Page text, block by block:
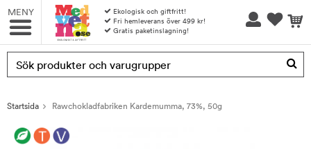
MENY
Ekologisk och giftfritt!
Fri hemleverans över 499 kr!
Gratis paketinslagning!
Produkten har blivit tillagd i varukorgen
Startsida Rawchokladfabriken Kardemumma, 73%, 50g